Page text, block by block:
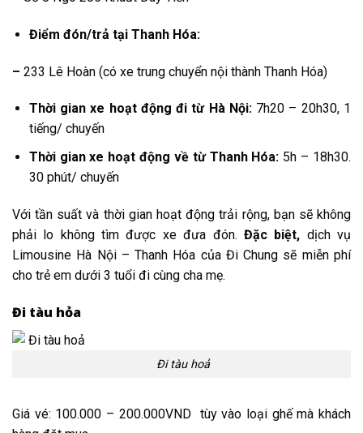
Điểm đón/trả tại Thanh Hóa:
– 233 Lê Hoàn (có xe trung chuyển nội thành Thanh Hóa)
Thời gian xe hoạt động đi từ Hà Nội: 7h20 – 20h30, 1
tiếng/ chuyến
Thời gian xe hoạt động về từ Thanh Hóa: 5h – 18h30.
30 phút/ chuyến
Với tần suất và thời gian hoạt động trải rộng, bạn sẽ không
phải lo không tìm được xe đưa đón. Đặc biệt, dịch vụ
Limousine Hà Nội – Thanh Hóa của Đi Chung sẽ miễn phí
cho trẻ em dưới 3 tuổi đi cùng cha mẹ.
Đi tàu hỏa
Đi tàu hoả
Giá vé: 100.000 – 200.000VND tùy vào loại ghế mà khách